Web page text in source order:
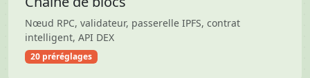
Nœud RPC, validateur, passerelle IPFS, contrat
intelligent, API DEX
20 préréglages